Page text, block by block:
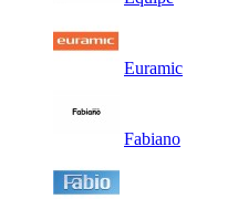
Euramic
Fabiano